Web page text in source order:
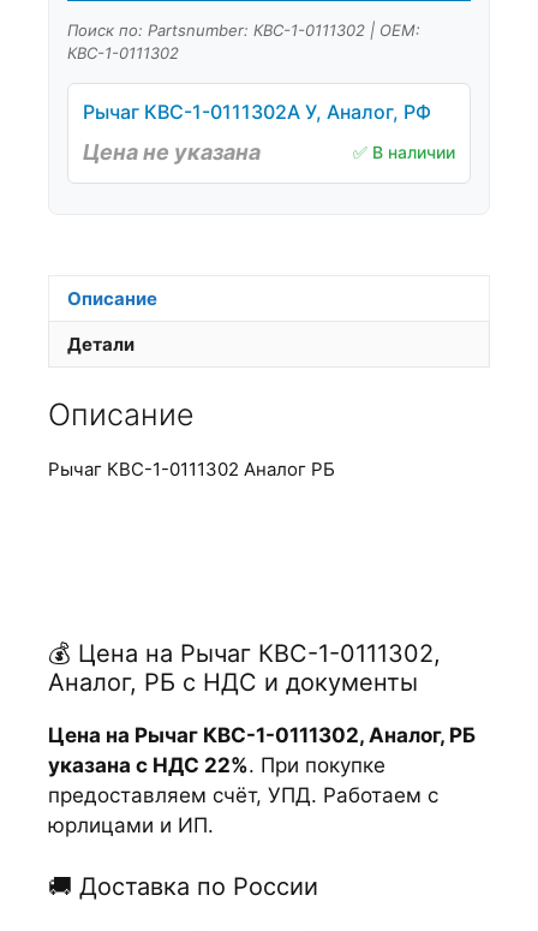
Поиск по: Partsnumber: КВС-1-0111302 | OEM:
КВС-1-0111302
Рычаг КВС-1-0111302А У, Аналог, РФ
Цена не указана ✅ В наличии
Описание
Детали
Описание
Рычаг КВС-1-0111302 Аналог РБ
💰 Цена на Рычаг КВС-1-0111302,
Аналог, РБ с НДС и документы
Цена на Рычаг КВС-1-0111302, Аналог, РБ
указана с НДС 22%. При покупке
предоставляем счёт, УПД. Работаем с
юрлицами и ИП.
🚚 Доставка по России